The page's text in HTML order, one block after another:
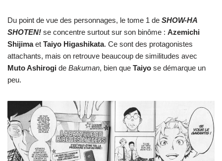
Du point de vue des personnages, le tome 1 de SHOW-HA
SHOTEN! se concentre surtout sur son binôme : Azemichi
Shijimaet Taiyo Higashikata. Ce sont des protagonistes
attachants, mais on retrouve beaucoup de similitudes avec
Muto Ashirogi de Bakuman, bien que Taiyo se démarque un
peu.